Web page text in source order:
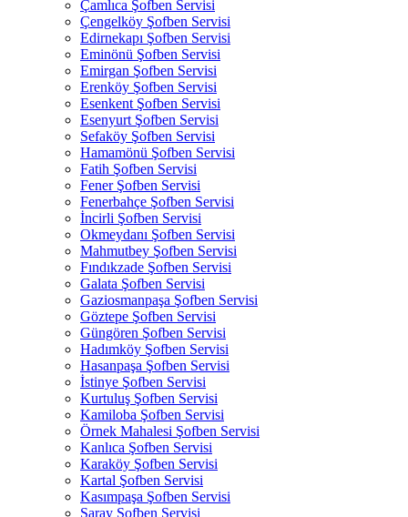
Çamlıca Şofben Servisi
Çengelköy Şofben Servisi
Edirnekapı Şofben Servisi
Eminönü Şofben Servisi
Emirgan Şofben Servisi
Erenköy Şofben Servisi
Esenkent Şofben Servisi
Esenyurt Şofben Servisi
Sefaköy Şofben Servisi
Hamamönü Şofben Servisi
Fatih Şofben Servisi
Fener Şofben Servisi
Fenerbahçe Şofben Servisi
İncirli Şofben Servisi
Okmeydanı Şofben Servisi
Mahmutbey Şofben Servisi
Fındıkzade Şofben Servisi
Galata Şofben Servisi
Gaziosmanpaşa Şofben Servisi
Göztepe Şofben Servisi
Güngören Şofben Servisi
Hadımköy Şofben Servisi
Hasanpaşa Şofben Servisi
İstinye Şofben Servisi
Kurtuluş Şofben Servisi
Kamiloba Şofben Servisi
Örnek Mahalesi Şofben Servisi
Kanlıca Şofben Servisi
Karaköy Şofben Servisi
Kartal Şofben Servisi
Kasımpaşa Şofben Servisi
Saray Şofben Servisi